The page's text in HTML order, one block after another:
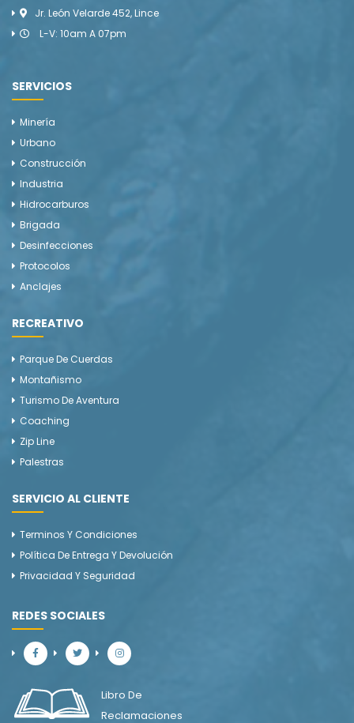
Jr. León Velarde 452, Lince
L-V: 10am A 07pm
SERVICIOS
Minería
Urbano
Construcción
Industria
Hidrocarburos
Brigada
Desinfecciones
Protocolos
Anclajes
RECREATIVO
Parque De Cuerdas
Montañismo
Turismo De Aventura
Coaching
Zip Line
Palestras
SERVICIO AL CLIENTE
Terminos Y Condiciones
Política De Entrega Y Devolución
Privacidad Y Seguridad
REDES SOCIALES
Libro De
Reclamaciones